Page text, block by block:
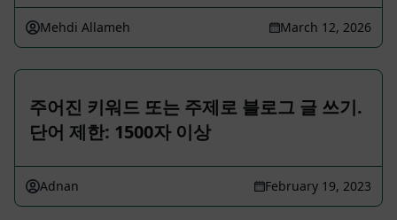
Mehdi Allameh March 12, 2026
주어진 키워드 또는 주제로 블로그 글 쓰기.
단어 제한: 1500자 이상
Adnan February 19, 2023